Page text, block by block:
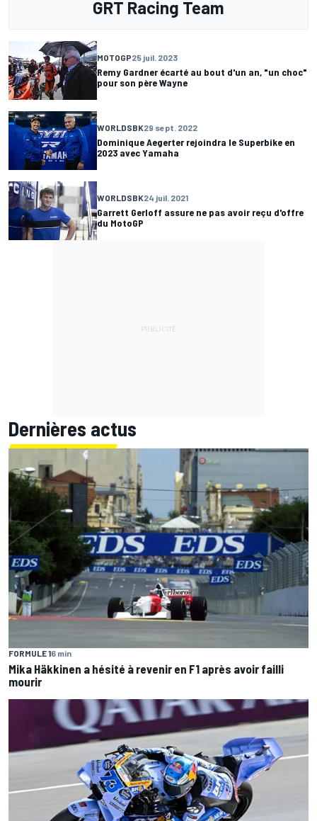
GRT Racing Team
MOTOGP25 juil. 2023
Remy Gardner écarté au bout d'un an, "un choc"
pour son père Wayne
WORLDSBK29 sept. 2022
Dominique Aegerter rejoindra le Superbike en
2023 avec Yamaha
WORLDSBK24 juil. 2021
Garrett Gerloff assure ne pas avoir reçu d'offre
du MotoGP
Dernières actus
FORMULE 16 min
Mika Häkkinen a hésité à revenir en F1 après avoir failli
mourir